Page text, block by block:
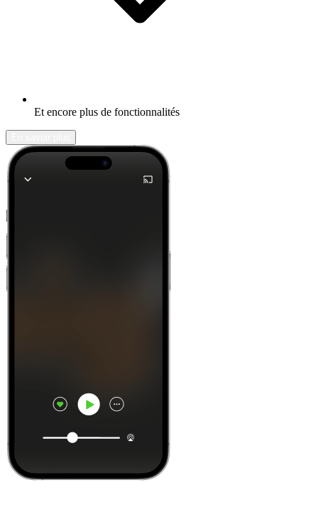
Et encore plus de fonctionnalités